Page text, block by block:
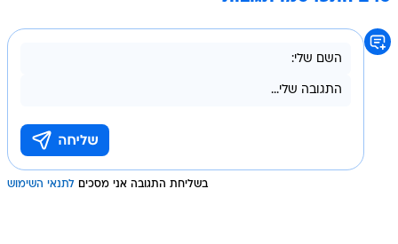
בשליחת התגובה אני מסכים לתנאי השימוש